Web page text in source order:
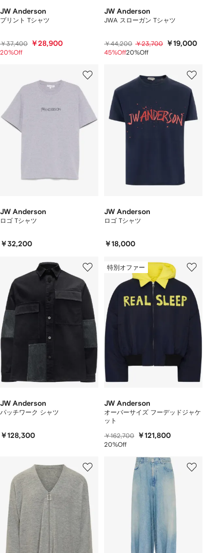
JW Anderson
プリント Tシャツ
￥37,400 ￥28,900
20%Off
JW Anderson
JWA スローガン Tシャツ
￥44,200 ￥23,700 ￥19,000
45%Off20%Off
JW Anderson
ロゴ Tシャツ
￥32,200
JW Anderson
ロゴ Tシャツ
￥18,000
JW Anderson
パッチワーク シャツ
￥128,300
特別オファー
JW Anderson
オーバーサイズ フーデッドジャケ
ット
￥162,700 ￥121,800
20%Off